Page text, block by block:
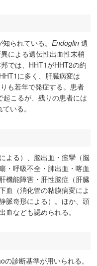
知られている。Endoglin 遺
による遺伝性出血性末梢
では、HHT1がHHT2の約
に多く、肝臓病変は
も若年で発症する。患者
こるが、残りの患者には
いる。
よる）、脳出血・痙攣（脳
・呼吸不全・肺出血・喀血
機能障害・肝性脳症（肝臓
血（消化管の粘膜病変によ
脈奇形による）。ほか、頭
なども認められる。
診断基準が用いられる。